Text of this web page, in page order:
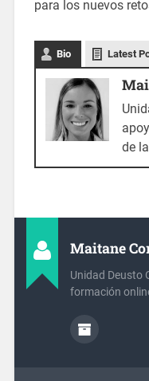
para los nuevos
Bio Latest
de
Maitane
Unidad Deusto
formación